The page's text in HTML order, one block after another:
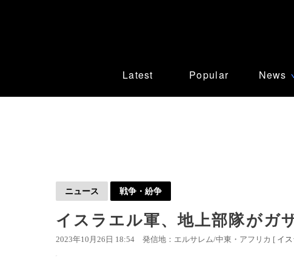
Latest Popular News
ニュース 戦争・紛争
イスラエル軍、地上部隊がガ
2023年10月26日 18:54 発信地：エルサレム/中東・アフリカ [ イ